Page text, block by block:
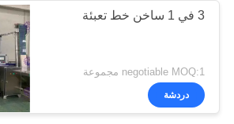
3 في 1 ساخن خط تعبئة
negotiable MOQ:1 مجموعة
دردشة